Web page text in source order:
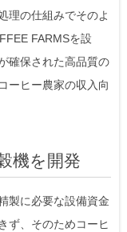
理の仕組みでそのよ
FARMSを設
確保された高品質の
ーヒー農家の収入向
機を開発
製に必要な設備資金
ず、そのためコーヒ